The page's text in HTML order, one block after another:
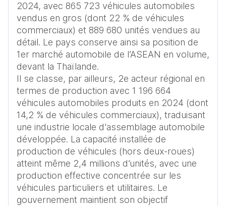
2024, avec 865 723 véhicules automobiles
vendus en gros (dont 22 % de véhicules
commerciaux) et 889 680 unités vendues au
détail. Le pays conserve ainsi sa position de
1er marché automobile de l’ASEAN en volume,
devant la Thaïlande.
Il se classe, par ailleurs, 2e acteur régional en
termes de production avec 1 196 664
véhicules automobiles produits en 2024 (dont
14,2 % de véhicules commerciaux), traduisant
une industrie locale d'assemblage automobile
développée. La capacité installée de
production de véhicules (hors deux-roues)
atteint même 2,4 millions d’unités, avec une
production effective concentrée sur les
véhicules particuliers et utilitaires. Le
gouvernement maintient son objectif